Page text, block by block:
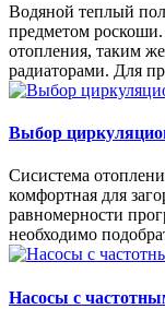
Водяной теплый пол
предметом
отопления, таким
радиаторами. Для
Выбор
Сисистема
комфортная для
равномерности
необходимо
Насосы с